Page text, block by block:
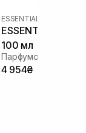
ESSENTIAL PARFUMS
ESSENTIAL
100 мл
Парфумована вода
4 954₴